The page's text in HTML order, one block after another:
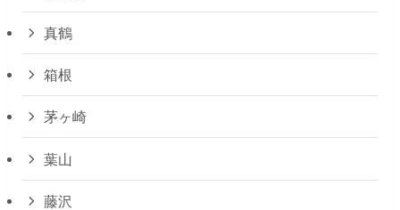
真鶴
箱根
茅ヶ崎
葉山
藤沢